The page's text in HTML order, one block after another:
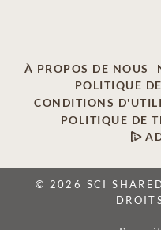
À PROPOS DE NOUS
POLITIQUE
CONDITIONS
POLITIQUE DE
© 2026 SCI